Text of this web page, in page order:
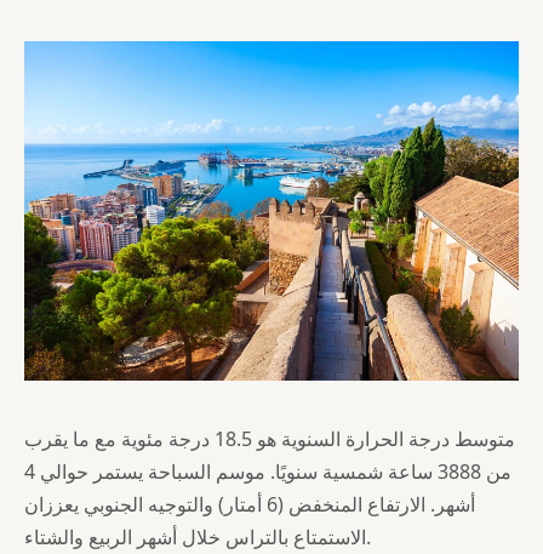
متوسط درجة الحرارة السنوية هو 18.5 درجة مئوية مع ما يقرب
من 3888 ساعة شمسية سنويًا. موسم السباحة يستمر حوالي 4
أشهر. الارتفاع المنخفض (6 أمتار) والتوجيه الجنوبي يعززان
الاستمتاع بالتراس خلال أشهر الربيع والشتاء.